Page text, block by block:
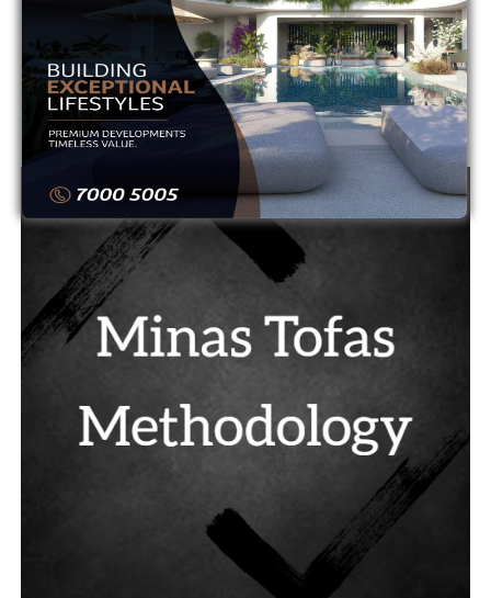
13
ΟΜΟΝΟΙΑ ΑΡΑΔΙΠΠΟΥ 0 0
ΠΑΦΟΣ 0 0
ADVERTISEMENT